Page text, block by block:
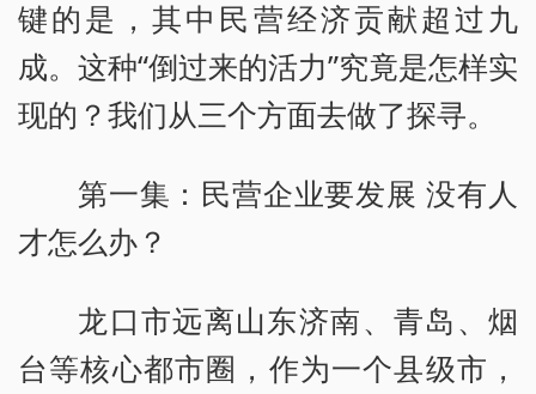
键的是，其中民营经济贡献超过九
成。这种“倒过来的活力”究竟是怎样实
现的？我们从三个方面去做了探寻。
第一集：民营企业要发展 没有人
才怎么办？
龙口市远离山东济南、青岛、烟
台等核心都市圈，作为一个县级市，